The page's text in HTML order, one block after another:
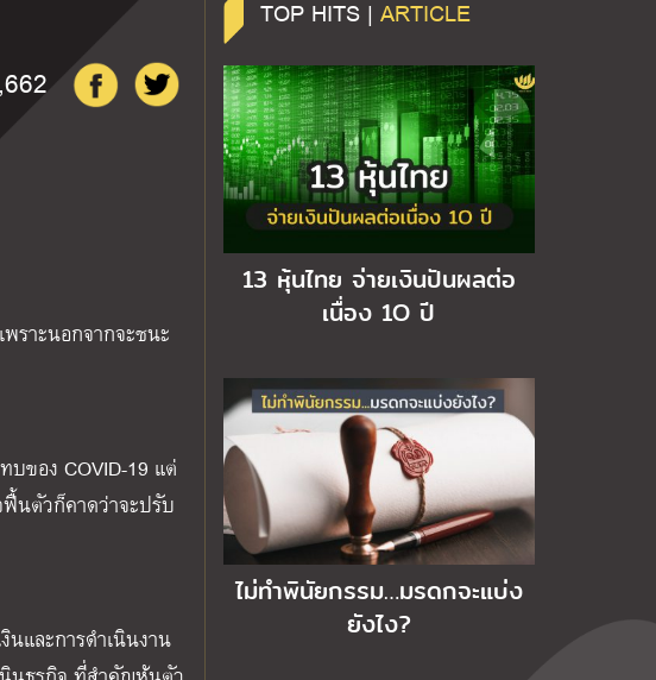
ราะนอกจากจะชนะ
ของ COVID-19 แต่
นตัวก็คาดว่าจะปรับ
และการดำเนินงาน
TOP HITS | ARTICLE
13 หุ้นไทย จ่ายเงินปันผลต่อ
เนื่อง 1O ปี
ไม่ทำพินัยกรรม…มรดกจะแบ่ง
ยังไง?